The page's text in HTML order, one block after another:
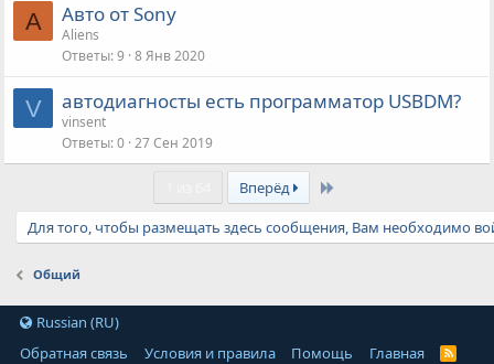
A Авто от Sony
Aliens
Ответы 9 8 Янв 2020
V автодиагносты есть программатор USBDM?
vinsent
Ответы 0 27 Сен 2019
Вперёд
Для того, чтобы размещать здесь сообщения, Вам необходимо
Общий
Russian (RU)
Обратная связь
Условия и правила Помощь Главная